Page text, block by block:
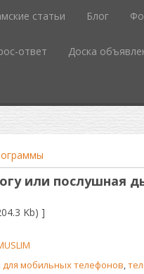
статьи Блог
ответ Доска
или послушная
Kb) ]
для мобильных телефонов